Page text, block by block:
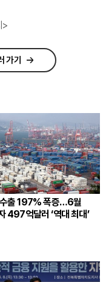
>
가기
출 197% 폭증…6월
497억달러 ‘역대 최대’